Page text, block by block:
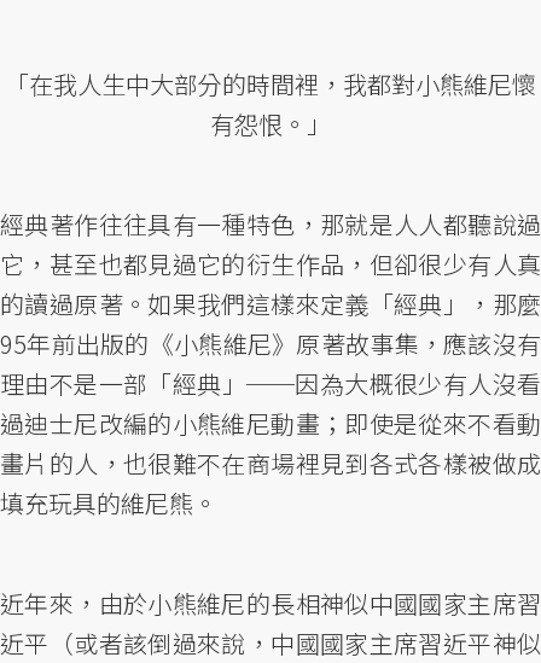
「在我人生中大部分的時間裡，我都對小熊維尼懷
有怨恨。」
經典著作往往具有一種特色，那就是人人都聽說過
它，甚至也都見過它的衍生作品，但卻很少有人真
的讀過原著。如果我們這樣來定義「經典」，那麼
95年前出版的《小熊維尼》原著故事集，應該沒有
理由不是一部「經典」──因為大概很少有人沒看
過迪士尼改編的小熊維尼動畫；即使是從來不看動
畫片的人，也很難不在商場裡見到各式各樣被做成
填充玩具的維尼熊。
近年來，由於小熊維尼的長相神似中國國家主席習
近平（或者該倒過來說，中國國家主席習近平神似